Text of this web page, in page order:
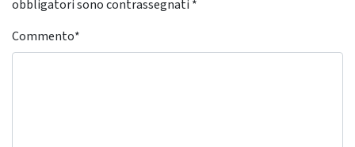
obbligatori sono contrassegnati *
Commento*